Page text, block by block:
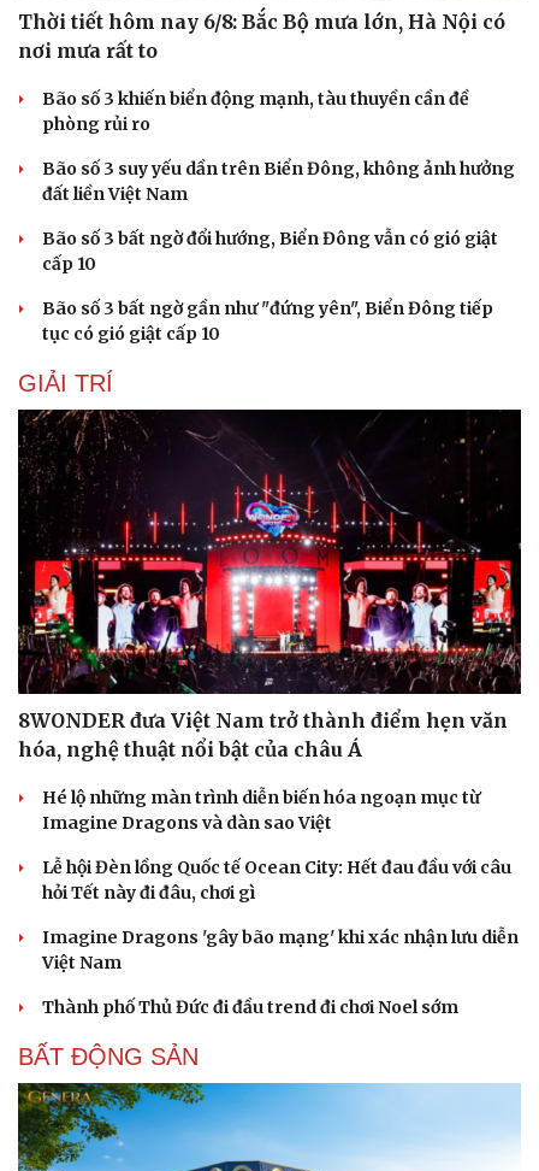
Cải chính
Thời tiết hôm nay 6/8: Bắc Bộ mưa lớn, Hà Nội có
nơi mưa rất to
Bão số 3 khiến biển động mạnh, tàu thuyền cần đề
phòng rủi ro
Bão số 3 suy yếu dần trên Biển Đông, không ảnh hưởng
đất liền Việt Nam
Bão số 3 bất ngờ đổi hướng, Biển Đông vẫn có gió giật
cấp 10
Bão số 3 bất ngờ gần như "đứng yên", Biển Đông tiếp
tục có gió giật cấp 10
GIẢI TRÍ
8WONDER đưa Việt Nam trở thành điểm hẹn văn
hóa, nghệ thuật nổi bật của châu Á
Hé lộ những màn trình diễn biến hóa ngoạn mục từ
Imagine Dragons và dàn sao Việt
Lễ hội Đèn lồng Quốc tế Ocean City: Hết đau đầu với câu
hỏi Tết này đi đâu, chơi gì
Imagine Dragons 'gây bão mạng' khi xác nhận lưu diễn
Việt Nam
Thành phố Thủ Đức đi đầu trend đi chơi Noel sớm
BẤT ĐỘNG SẢN